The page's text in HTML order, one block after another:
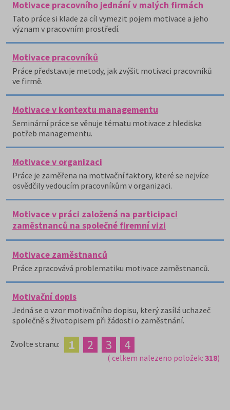
Motivace pracovního jednání v malých firmách
Tato práce si klade za cíl vymezit pojem motivace a jeho
význam v pracovním prostředí.
Motivace pracovníků
Práce představuje metody, jak zvýšit motivaci pracovníků
ve firmě.
Motivace v kontextu managementu
Seminární práce se věnuje tématu motivace z hlediska
potřeb managementu.
Motivace v organizaci
Práce je zaměřena na motivační faktory, které se nejvíce
osvědčily vedoucím pracovníkům v organizaci.
Motivace v práci založená na participaci
zaměstnanců na společné firemní vizi
Motivace zaměstnanců
Práce zpracovává problematiku motivace zaměstnanců.
Motivační dopis
Jedná se o vzor motivačního dopisu, který zasílá uchazeč
společně s životopisem při žádosti o zaměstnání.
Zvolte stranu: 1 2 3 4
( celkem nalezeno položek: 318)